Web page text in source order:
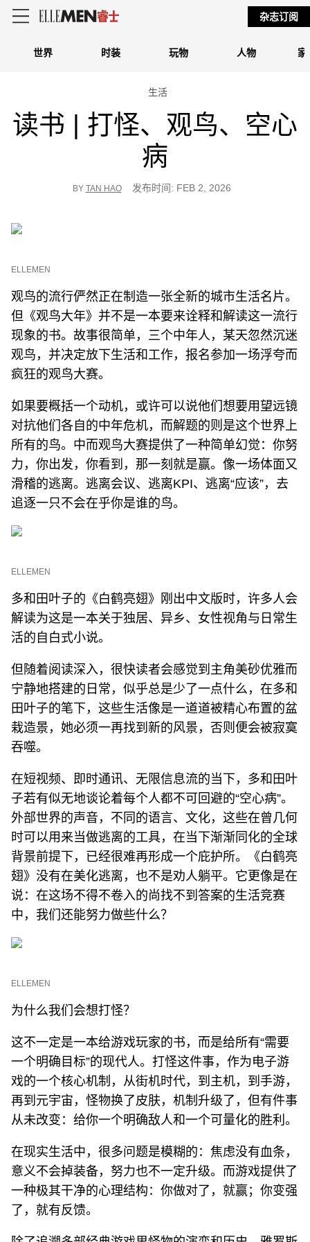
世界 时装 玩物 人物 家
杂志订阅
生活
读书 | 打怪、观鸟、空心
病
BY TAN HAO 发布时间: FEB 2, 2026
ELLEMEN
观鸟的流行俨然正在制造一张全新的城市生活名片。
但《观鸟大年》并不是一本要来诠释和解读这一流行
现象的书。故事很简单，三个中年人，某天忽然沉迷
观鸟，并决定放下生活和工作，报名参加一场浮夸而
疯狂的观鸟大赛。
如果要概括一个动机，或许可以说他们想要用望远镜
对抗他们各自的中年危机，而解题的则是这个世界上
所有的鸟。中而观鸟大赛提供了一种简单幻觉：你努
力，你出发，你看到，那一刻就是赢。像一场体面又
滑稽的逃离。逃离会议、逃离KPI、逃离“应该”，去
追逐一只不会在乎你是谁的鸟。
ELLEMEN
多和田叶子的《白鹤亮翅》刚出中文版时，许多人会
解读为这是一本关于独居、异乡、女性视角与日常生
活的自白式小说。
但随着阅读深入，很快读者会感觉到主角美砂优雅而
宁静地搭建的日常，似乎总是少了一点什么，在多和
田叶子的笔下，这些生活像是一道道被精心布置的盆
栽造景，她必须一再找到新的风景，否则便会被寂寞
吞噬。
在短视频、即时通讯、无限信息流的当下，多和田叶
子若有似无地谈论着每个人都不可回避的“空心病”。
外部世界的声音，不同的语言、文化，这些在曾几何
时可以用来当做逃离的工具，在当下渐渐同化的全球
背景前提下，已经很难再形成一个庇护所。《白鹤亮
翅》没有在美化逃离，也不是劝人躺平。它更像是在
说：在这场不得不卷入的尚找不到答案的生活竞赛
中，我们还能努力做些什么？
ELLEMEN
为什么我们会想打怪？
这不一定是一本给游戏玩家的书，而是给所有“需要
一个明确目标”的现代人。打怪这件事，作为电子游
戏的一个核心机制，从街机时代，到主机，到手游，
再到元宇宙，怪物换了皮肤，机制升级了，但有件事
从未改变：给你一个明确敌人和一个可量化的胜利。
在现实生活中，很多问题是模糊的：焦虑没有血条，
意义不会掉装备，努力也不一定升级。而游戏提供了
一种极其干净的心理结构：你做对了，就赢；你变强
了，就有反馈。